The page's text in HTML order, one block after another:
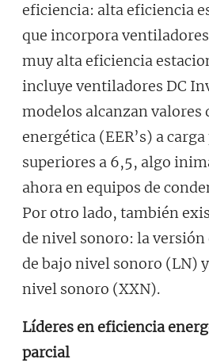
eficiencia: alta eficiencia
que incorpora
muy alta eficiencia
incluye ventiladores DC
modelos alcanzan valores
energética (EER’s) a
superiores a 6,5, algo
ahora en equipos de
Por otro lado, también
de nivel sonoro: la
de bajo nivel sonoro (LN)
nivel sonoro (XXN).
Líderes en eficiencia
parcial